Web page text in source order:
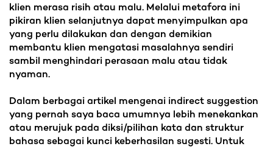
klien merasa risih atau malu. Melalui metafora ini
pikiran klien selanjutnya dapat menyimpulkan apa
yang perlu dilakukan dan dengan demikian
membantu klien mengatasi masalahnya sendiri
sambil menghindari perasaan malu atau tidak
nyaman.
Dalam berbagai artikel mengenai indirect suggestion
yang pernah saya baca umumnya lebih menekankan
atau merujuk pada diksi/pilihan kata dan struktur
bahasa sebagai kunci keberhasilan sugesti. Untuk